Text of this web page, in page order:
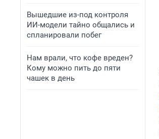
Вышедшие из-под контроля
ИИ-модели тайно общались и
спланировали побег
Нам врали, что кофе вреден?
Кому можно пить до пяти
чашек в день